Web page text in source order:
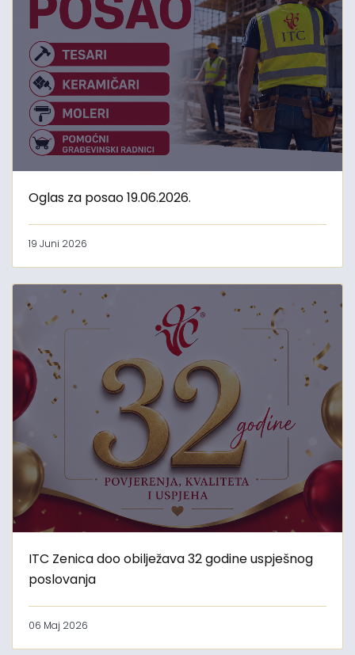
Oglas za posao 19.06.2026.
19 Juni 2026
ITC Zenica doo obilježava 32 godine uspješnog
poslovanja
06 Maj 2026